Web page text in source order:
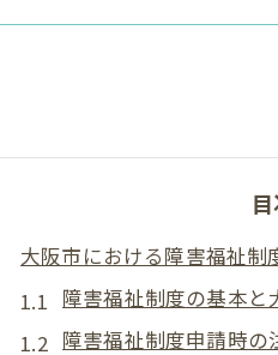
大阪市における障害福祉制
障害福祉制度の基本と
障害福祉制度申請時の